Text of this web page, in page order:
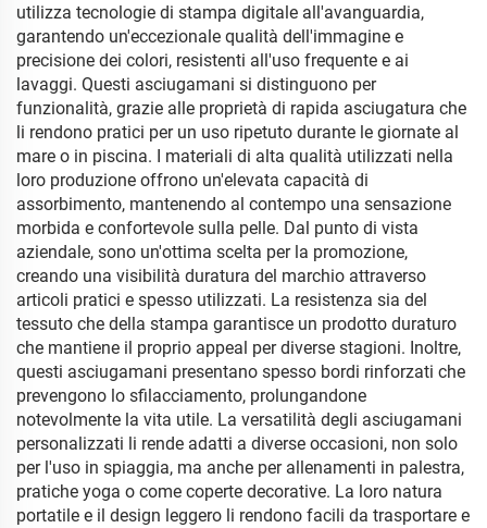
utilizza tecnologie di stampa digitale all'avanguardia,
garantendo un'eccezionale qualità dell'immagine e
precisione dei colori, resistenti all'uso frequente e ai
lavaggi. Questi asciugamani si distinguono per
funzionalità, grazie alle proprietà di rapida asciugatura che
li rendono pratici per un uso ripetuto durante le giornate al
mare o in piscina. I materiali di alta qualità utilizzati nella
loro produzione offrono un'elevata capacità di
assorbimento, mantenendo al contempo una sensazione
morbida e confortevole sulla pelle. Dal punto di vista
aziendale, sono un'ottima scelta per la promozione,
creando una visibilità duratura del marchio attraverso
articoli pratici e spesso utilizzati. La resistenza sia del
tessuto che della stampa garantisce un prodotto duraturo
che mantiene il proprio appeal per diverse stagioni. Inoltre,
questi asciugamani presentano spesso bordi rinforzati che
prevengono lo sfilacciamento, prolungandone
notevolmente la vita utile. La versatilità degli asciugamani
personalizzati li rende adatti a diverse occasioni, non solo
per l'uso in spiaggia, ma anche per allenamenti in palestra,
pratiche yoga o come coperte decorative. La loro natura
portatile e il design leggero li rendono facili da trasportare e